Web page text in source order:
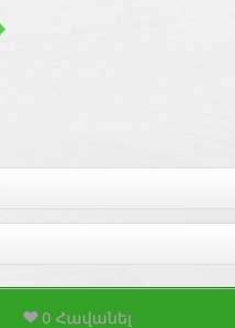
0 Հավանել